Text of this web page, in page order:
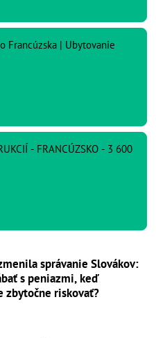
Francúzska | Ubytovanie
- FRANCÚZSKO - 3 600
správanie Slovákov:
s peniazmi, keď
zbytočne riskovať?